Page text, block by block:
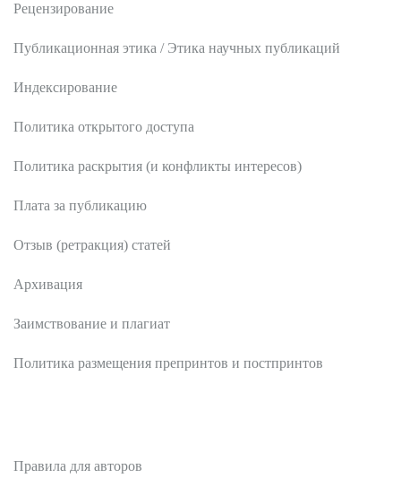
Рецензирование
Публикационная этика / Этика научных публикаций
Индексирование
Политика открытого доступа
Политика раскрытия (и конфликты интересов)
Плата за публикацию
Отзыв (ретракция) статей
Архивация
Заимствование и плагиат
Политика размещения препринтов и постпринтов
Правила для авторов